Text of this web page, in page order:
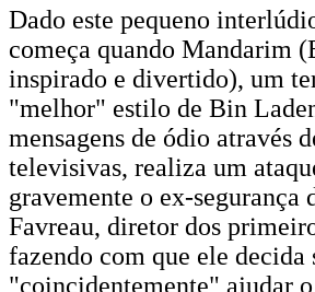
Dado este pequeno
começa quando Mandarim
inspirado e divertido), um
"melhor" estilo de Bin
mensagens de ódio através
televisivas, realiza um
gravemente o ex-segurança
Favreau, diretor dos
fazendo com que ele decida
"coincidentemente" ajudar